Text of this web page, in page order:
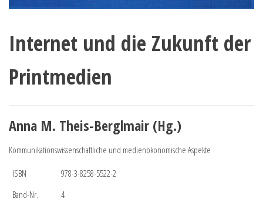
Internet und die Zukunft der
Printmedien
Anna M. Theis-Berglmair (Hg.)
Kommunikationswissenschaftliche und medienökonomische Aspekte
ISBN
978-3-8258-5522-2
Band-Nr.
4